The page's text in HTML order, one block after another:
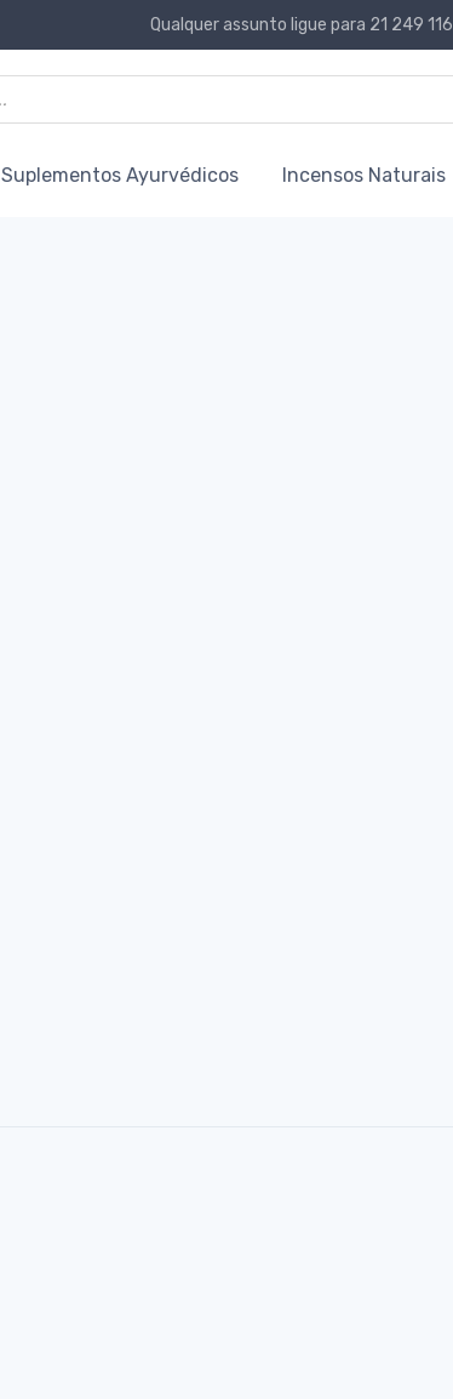
Qualquer assunto ligue para 21 249
Suplementos Ayurvédicos Incensos Naturais